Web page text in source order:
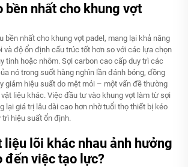
bền nhất cho khung vợt
bền nhất cho khung vợt padel, mang lại khả năng
và độ ổn định cấu trúc tốt hơn so với các lựa chọn
tinh hoặc nhôm. Sợi carbon cao cấp duy trì các
nó trong suốt hàng nghìn lần đánh bóng, đồng
giảm hiệu suất do mệt mỏi – một vấn đề thường
liệu khác. Việc đầu tư vào khung vợt làm từ sợi
lại giá trị lâu dài cao hơn nhờ tuổi thọ thiết bị kéo
trì hiệu suất ổn định.
liệu lõi khác nhau ảnh hưởng
đến việc tạo lực?